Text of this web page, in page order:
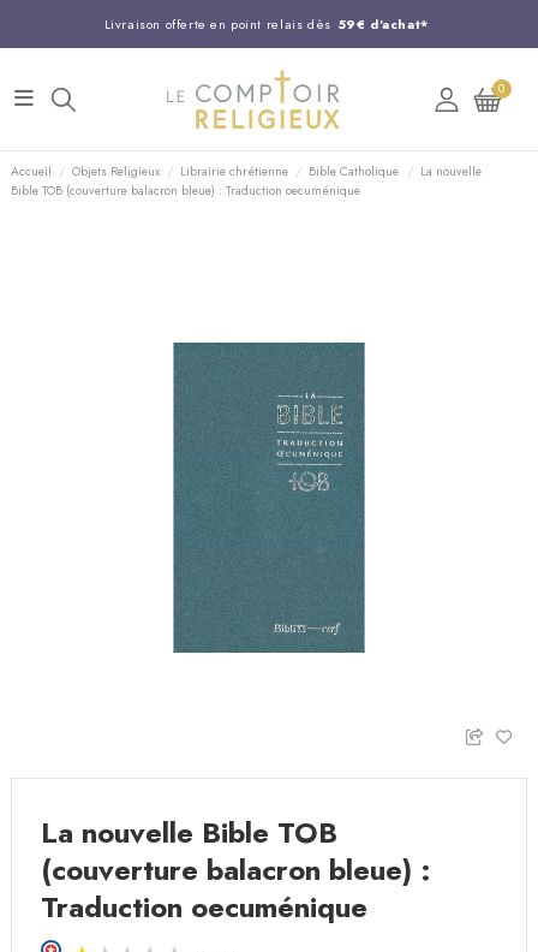
Livraison offerte en point relais dès 59€ d'achat*
Entreprise Française familiale
Support client disponible au 03 20 24 74 15
Commandez avant 14H, expédition le jour même !
0
Accueil Objets Religieux Librairie chrétienne Bible Catholique
La nouvelle
Bible TOB (couverture balacron bleue) : Traduction oecuménique
La nouvelle Bible TOB
(couverture balacron bleue) :
Traduction oecuménique